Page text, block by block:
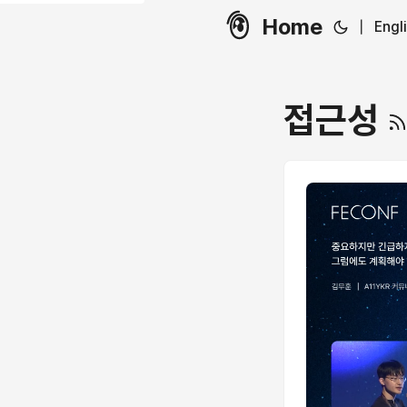
Home
접근성